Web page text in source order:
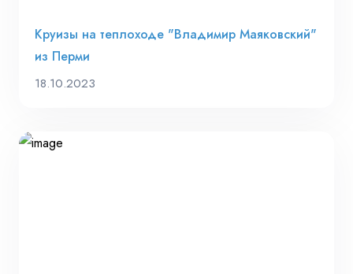
Круизы на теплоходе "Владимир Маяковский"
из Перми
18.10.2023